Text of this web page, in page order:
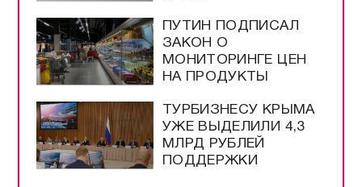
ПУТИН ПОДПИСАЛ
ЗАКОН О
МОНИТОРИНГЕ ЦЕН
НА ПРОДУКТЫ
ТУРБИЗНЕСУ КРЫМА
УЖЕ ВЫДЕЛИЛИ 4,3
МЛРД РУБЛЕЙ
ПОДДЕРЖКИ